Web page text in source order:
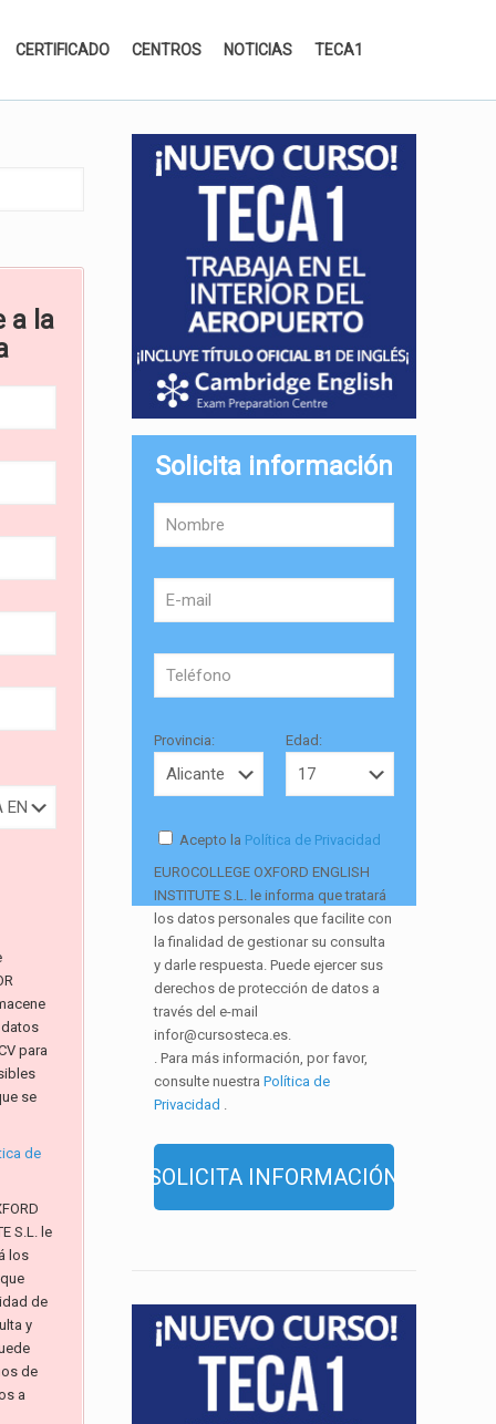
CERTIFICADO CENTROS NOTICIAS TECA1
a la
datos
para
se
de
S.L. le
los
de
y
de
a
Solicita información
Provincia: Edad:
Acepto la Política de Privacidad
EUROCOLLEGE OXFORD ENGLISH
INSTITUTE S.L. le informa que tratará
los datos personales que facilite con
la finalidad de gestionar su consulta
y darle respuesta. Puede ejercer sus
derechos de protección de datos a
través del e-mail
infor@cursosteca.es.
. Para más información, por favor,
consulte nuestraPolítica de
Privacidad